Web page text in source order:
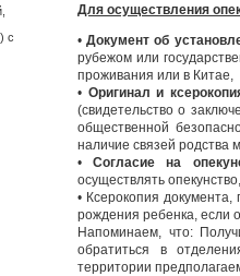
с
Для осуществления
•Документ об
рубежом или
проживания или в Китае,
• Оригинал и
(свидетельство о
общественной
наличие связей родства
•Согласие на
осуществлять
• Ксерокопия
рождения ребенка, если
Напоминаем, что:
обратиться в
территории